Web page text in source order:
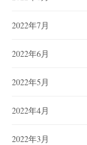
2022年7月
2022年6月
2022年5月
2022年4月
2022年3月